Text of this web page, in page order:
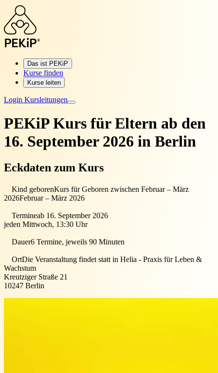
Das ist PEKiP
Kurse finden
Kurse leiten
Login Kursleitungen
PEKiP Kurs für Eltern ab den
16. September 2026 in Berlin
Eckdaten zum Kurs
Kind geborenKurs für Geboren zwischen Februar – März
2026Februar – März 2026
Termineab 16. September 2026
jeden Mittwoch, 13:30 Uhr
Dauer6 Termine, jeweils 90 Minuten
OrtDie Veranstaltung findet statt in Helia - Praxis für Leben &
Wachstum
Kreutziger Straße 21
10247 Berlin